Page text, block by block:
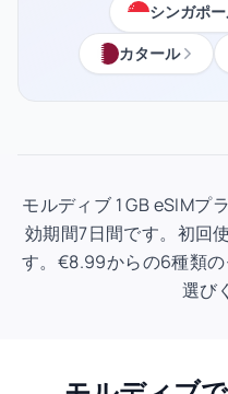
シンガポ
カタール
モルディブ 1 GB eSIM
効期間7日間です。初回
す。€8.99からの6種類
選び